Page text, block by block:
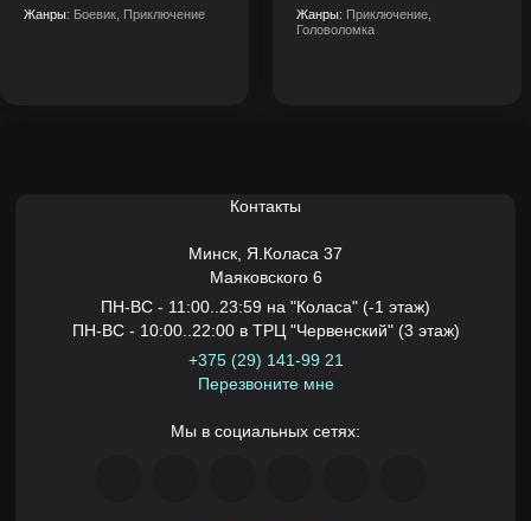
Жанры: Боевик, Приключение Жанры: Приключение,
Головоломка
Контакты
Минск, Я.Коласа 37
Маяковского 6
ПН-ВС - 11:00..23:59 на "Коласа" (-1 этаж)
ПН-ВС - 10:00..22:00 в ТРЦ "Червенский" (3 этаж)
+375 (29) 141-99 21
Перезвоните мне
Мы в социальных сетях: